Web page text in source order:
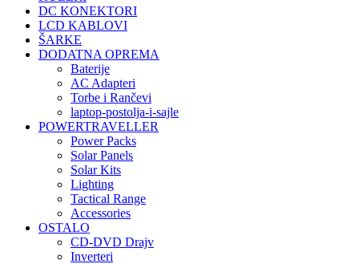
DC KONEKTORI
LCD KABLOVI
ŠARKE
DODATNA OPREMA
Baterije
AC Adapteri
Torbe i Rančevi
laptop-postolja-i-sajle
POWERTRAVELLER
Power Packs
Solar Panels
Solar Kits
Lighting
Tactical Range
Accessories
OSTALO
CD-DVD Drajv
Inverteri